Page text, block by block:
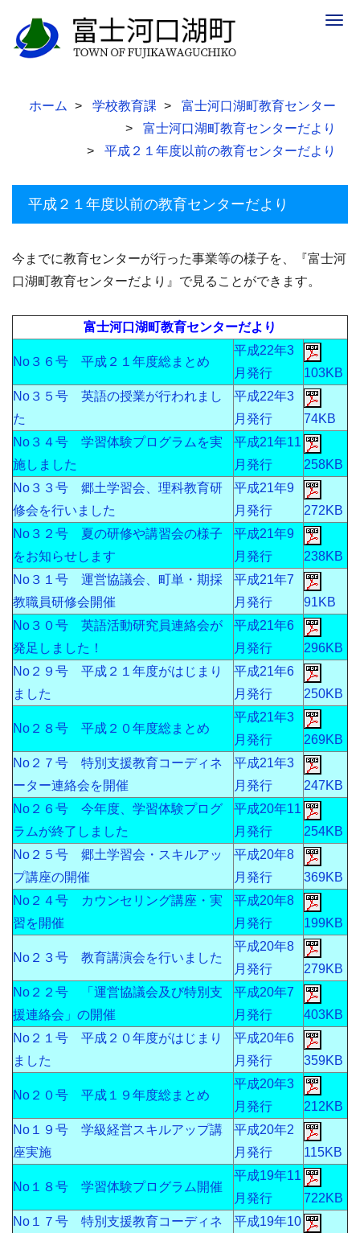
ホーム 学校教育課
富士河口湖町教育センター
富士河口湖町教育センターだより
平成２１年度以前の教育センターだより
平成２１年度以前の教育センターだより
今までに教育センターが行った事業等の様子を、『富士河
口湖町教育センターだより』で見ることができます。
富士河口湖町教育センターだより
No３６号 平成２１年度総まとめ
平成22年3
月発行
103KB
No３５号 英語の授業が行われまし
た
平成22年3
月発行
74KB
No３４号 学習体験プログラムを実
施しました
平成21年11
月発行
258KB
No３３号 郷土学習会、理科教育研
修会を行いました
平成21年9
月発行
272KB
No３２号 夏の研修や講習会の様子
をお知らせします
平成21年9
月発行
238KB
No３１号 運営協議会、町単・期採
教職員研修会開催
平成21年7
月発行
91KB
No３０号 英語活動研究員連絡会が
発足しました！
平成21年6
月発行
296KB
No２９号 平成２１年度がはじまり
ました
平成21年6
月発行
250KB
No２８号 平成２０年度総まとめ
平成21年3
月発行
269KB
No２７号 特別支援教育コーディネ
ーター連絡会を開催
平成21年3
月発行
247KB
No２６号 今年度、学習体験プログ
ラムが終了しました
平成20年11
月発行
254KB
No２５号 郷土学習会・スキルアッ
プ講座の開催
平成20年8
月発行
369KB
No２４号 カウンセリング講座・実
習を開催
平成20年8
月発行
199KB
No２３号 教育講演会を行いました
平成20年8
月発行
279KB
No２２号 「運営協議会及び特別支
援連絡会」の開催
平成20年7
月発行
403KB
No２１号 平成２０年度がはじまり
ました
平成20年6
月発行
359KB
No２０号 平成１９年度総まとめ
平成20年3
月発行
212KB
No１９号 学級経営スキルアップ講
座実施
平成20年2
月発行
115KB
No１８号 学習体験プログラム開催
平成19年11
月発行
722KB
No１７号 特別支援教育コーディネ
平成19年10